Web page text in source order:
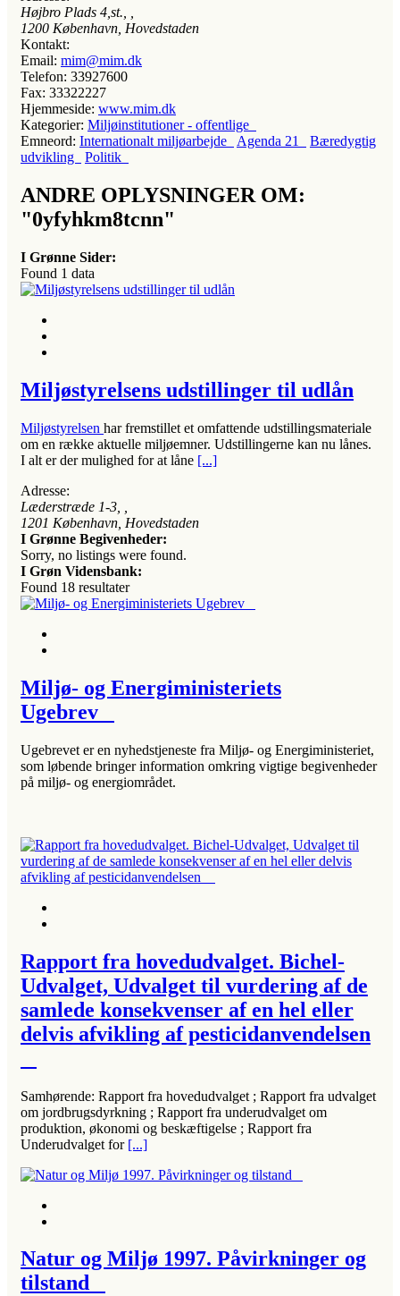
Højbro Plads 4,st.
1200 København, Hovedstaden
Kontakt:
Email: mim@mim.dk
Telefon: 33927600
Fax: 33322227
Hjemmeside: www.mim.dk
Kategorier: Miljøinstitutioner - offentlige
Emneord: Internationalt miljøarbejde Agenda 21
Bæredygtig
udvikling
Politik
ANDRE OPLYSNINGER OM:
"0yfyhkm8tcnn"
I Grønne Sider:
Found 1 data
Miljøstyrelsens udstillinger til udlån
Miljøstyrelsen har fremstillet et omfattende udstillingsmateriale
om en række aktuelle miljøemner. Udstillingerne kan nu lånes.
I alt er der mulighed for at låne [...]
Adresse:
Læderstræde 1-3
1201 København, Hovedstaden
I Grønne Begivenheder:
Sorry, no listings were found.
I Grøn Vidensbank:
Found 18 resultater
Miljø- og Energiministeriets
Ugebrev
Ugebrevet er en nyhedstjeneste fra Miljø- og Energiministeriet,
som løbende bringer information omkring vigtige begivenheder
på miljø- og energiområdet.
Rapport fra hovedudvalget. Bichel-
Udvalget, Udvalget til vurdering af de
samlede konsekvenser af en hel eller
delvis afvikling af pesticidanvendelsen
Samhørende: Rapport fra hovedudvalget ; Rapport fra udvalget
om jordbrugsdyrkning ; Rapport fra underudvalget om
produktion, økonomi og beskæftigelse ; Rapport fra
Underudvalget for [...]
Natur og Miljø 1997. Påvirkninger og
tilstand